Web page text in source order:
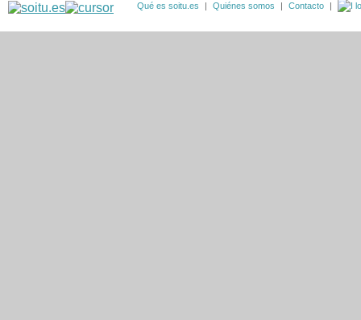
Qué es soitu.es
| Quiénes somos | Contacto |